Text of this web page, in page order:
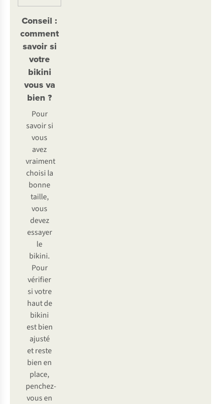
Conseil :
comment
savoir si
votre
bikini
vous va
bien ?
Pour
savoir si
vous
avez
vraiment
choisi la
bonne
taille,
vous
devez
essayer
le
bikini.
Pour
vérifier
si votre
haut de
bikini
est bien
ajusté
et reste
bien en
place,
penchez-
vous en